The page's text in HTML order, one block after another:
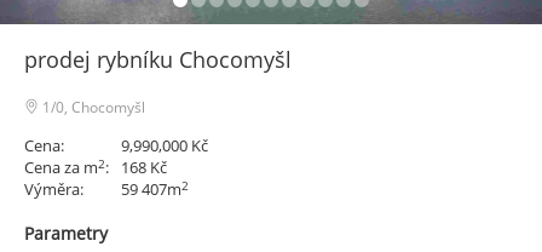
prodej rybníku Chocomyšl
1/0, Chocomyšl
Cena:
9,990,000 Kč
Cena za m2:
168 Kč
Výměra:
59 407m2
Parametry